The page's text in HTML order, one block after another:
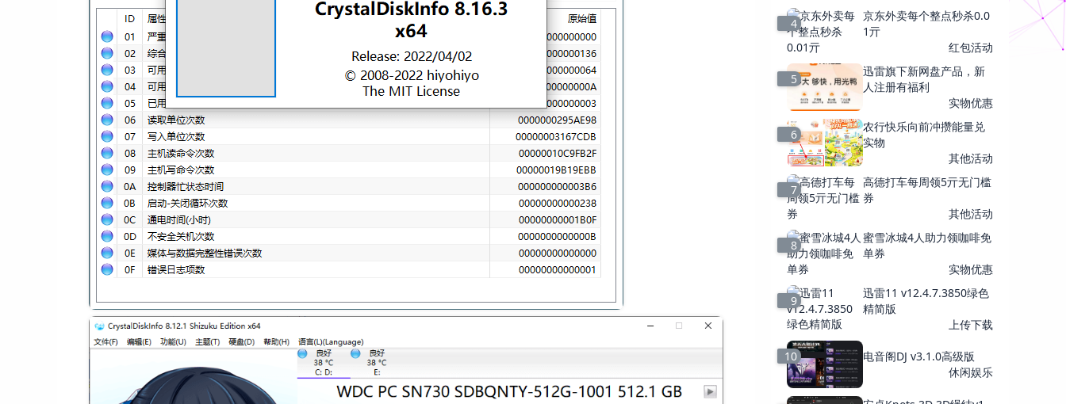
4
京东外卖每个整点秒杀0.0
1亓
红包活动
5
迅雷旗下新网盘产品，新
人注册有福利
实物优惠
6
农行快乐向前冲攒能量兑
实物
其他活动
7
高德打车每周领5亓无门槛
券
其他活动
8
蜜雪冰城4人助力领咖啡免
单券
实物优惠
9
迅雷11 v12.4.7.3850绿色
精简版
上传下载
10
电音阁DJ v3.1.0高级版
休闲娱乐